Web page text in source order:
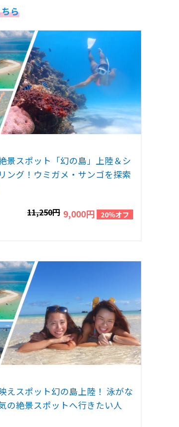
ら
景スポット「幻の島」上陸＆シ
ング！ウミガメ・サンゴを探索
11,250円 9,000円 20％オフ
えスポット幻の島上陸！ 泳がな
の絶景スポットへ行きたい人